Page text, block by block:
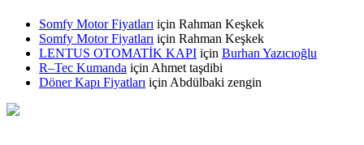
Somfy Motor Fiyatları için Rahman Keşkek
Somfy Motor Fiyatları için Rahman Keşkek
LENTUS OTOMATİK KAPI için Burhan Yazıcıoğlu
R–Tec Kumanda için Ahmet taşdibi
Döner Kapı Fiyatları için Abdülbaki zengin